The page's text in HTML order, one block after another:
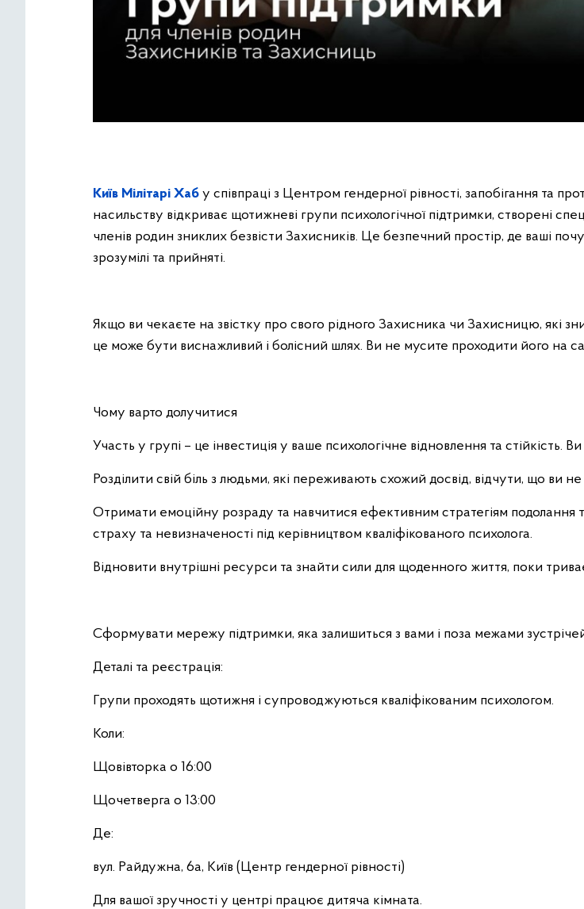
Київ Мілітарі Хаб у співпраці з Центром гендерної рівності, запобігання та
насильству відкриває щотижневі групи психологічної підтримки, створені
членів родин зниклих безвісти Захисників. Це безпечний простір, де ваші
зрозумілі та прийняті.
Якщо ви чекаєте на звістку про свого рідного Захисника чи Захисницю, які
це може бути виснажливий і болісний шлях. Ви не мусите проходити його на
Чому варто долучитися
Участь у групі – це інвестиція у ваше психологічне відновлення та стійкість.
Розділити свій біль з людьми, які переживають схожий досвід, відчути, що ви не
Отримати емоційну розраду та навчитися ефективним стратегіям подолання
страху та невизначеності під керівництвом кваліфікованого психолога.
Відновити внутрішні ресурси та знайти сили для щоденного життя, поки
Сформувати мережу підтримки, яка залишиться з вами і поза межами
Деталі та реєстрація:
Групи проходять щотижня і супроводжуються кваліфікованим психологом.
Коли:
Щовівторка о 16:00
Щочетверга о 13:00
Де:
вул. Райдужна, 6а, Київ (Центр гендерної рівності)
Для вашої зручності у центрі працює дитяча кімната.